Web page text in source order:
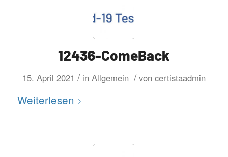
12436-ComeBack
15. April 2021 / in Allgemein / von certistaadmin
Weiterlesen